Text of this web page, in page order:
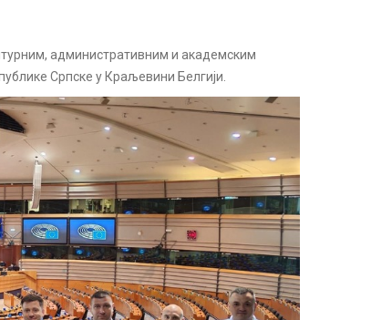
административним и академским
Српске у Краљевини Белгији.